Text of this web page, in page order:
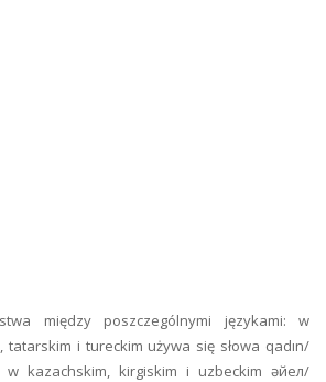
między poszczególnymi językami: w
tatarskim i tureckim używa się słowa qadın/
w kazachskim, kirgiskim i uzbeckim әйел/